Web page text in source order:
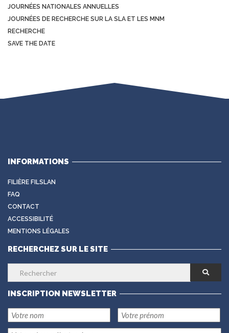
JOURNÉES NATIONALES ANNUELLES
JOURNÉES DE RECHERCHE SUR LA SLA ET LES MNM
RECHERCHE
SAVE THE DATE
INFORMATIONS
FILIÈRE FILSLAN
FAQ
CONTACT
ACCESSIBILITÉ
MENTIONS LÉGALES
RECHERCHEZ SUR LE SITE
INSCRIPTION NEWSLETTER